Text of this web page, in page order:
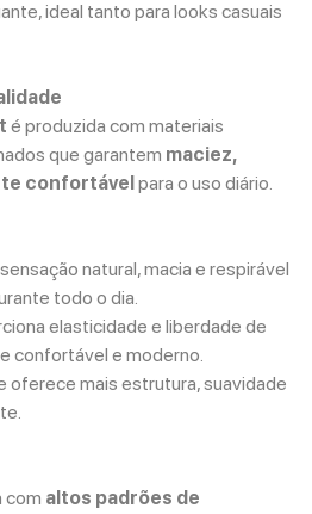
ideal tanto para looks casuais
é produzida com materiais
que garantem maciez,
confortávelpara o uso diário.
natural, macia e respirável
todo o dia.
elasticidade e liberdade de
confortável e moderno.
oferece mais estrutura, suavidade
com altos padrões de